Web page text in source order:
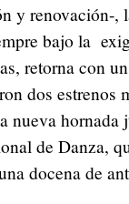
y renovación-,
bajo la
retorna con
dos estrenos
nueva hornada
de Danza,
docena de